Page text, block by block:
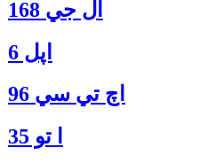
ال جي 168
اپل 6
اچ تي سي 96
ا‍ تو 35